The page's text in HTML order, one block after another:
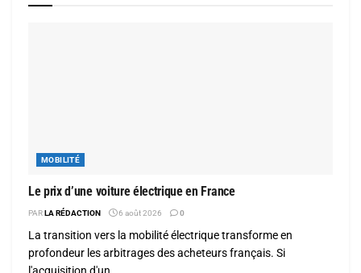
MOBILITÉ
Le prix d’une voiture électrique en France
PARLA RÉDACTION 6 août 2026 0
La transition vers la mobilité électrique transforme en
profondeur les arbitrages des acheteurs français. Si